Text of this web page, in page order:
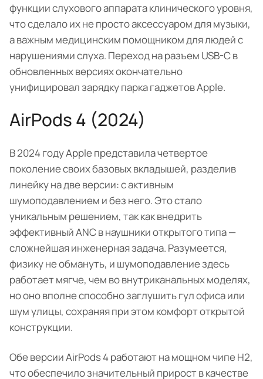
функции слухового аппарата клинического уровня,
что сделало их не просто аксессуаром для музыки,
а важным медицинским помощником для людей с
нарушениями слуха. Переход на разъем USB-C в
обновленных версиях окончательно
унифицировал зарядку парка гаджетов Apple.
AirPods 4 (2024)
В 2024 году Apple представила четвертое
поколение своих базовых вкладышей, разделив
линейку на две версии: с активным
шумоподавлением и без него. Это стало
уникальным решением, так как внедрить
эффективный ANC в наушники открытого типа —
сложнейшая инженерная задача. Разумеется,
физику не обмануть, и шумоподавление здесь
работает мягче, чем во внутриканальных моделях,
но оно вполне способно заглушить гул офиса или
шум улицы, сохраняя при этом комфорт открытой
конструкции.
Обе версии AirPods 4 работают на мощном чипе H2,
что обеспечило значительный прирост в качестве